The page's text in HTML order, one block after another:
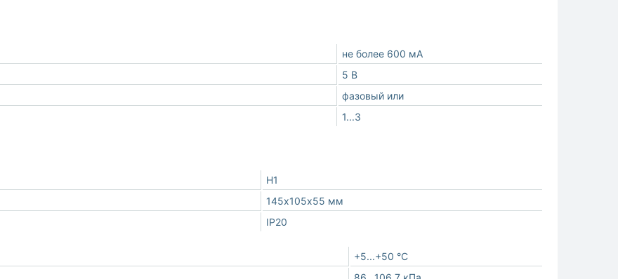
не более 600 мА
5 В
фазовый или
1...3
Н1
145х105х55 мм
IP20
+5...+50 °С